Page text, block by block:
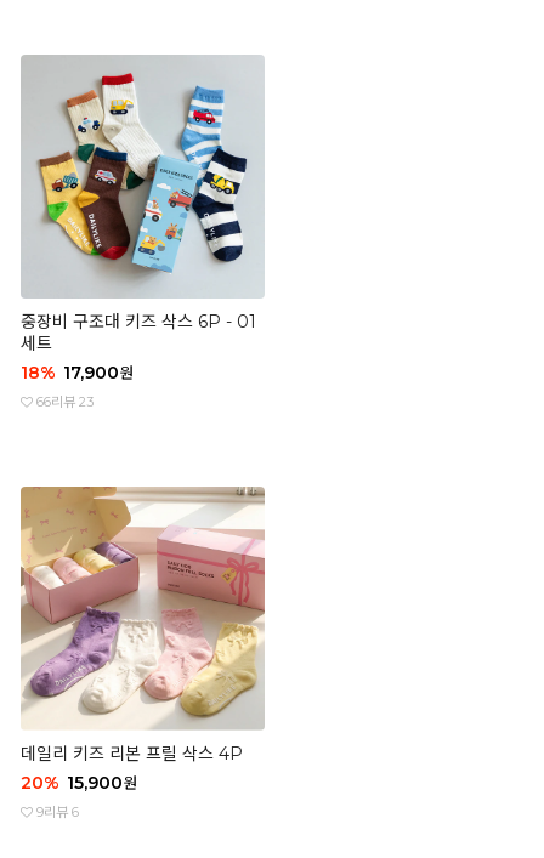
중장비 구조대 키즈 삭스 6P - 01
세트
18% 17,900원
66리뷰 23
데일리 키즈 리본 프릴 삭스 4P
20% 15,900원
9리뷰 6